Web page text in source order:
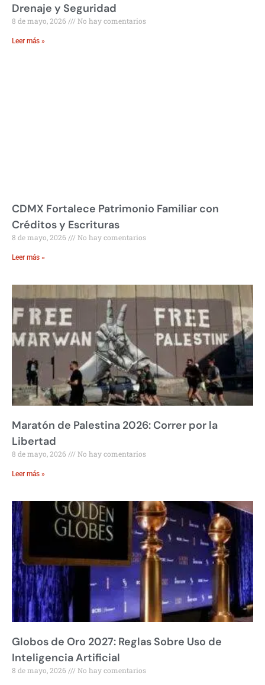
Drenaje y Seguridad
8 de mayo, 2026 No hay comentarios
Leer más »
CDMX Fortalece Patrimonio Familiar con
Créditos y Escrituras
8 de mayo, 2026 No hay comentarios
Leer más »
Maratón de Palestina 2026: Correr por la
Libertad
8 de mayo, 2026 No hay comentarios
Leer más »
Globos de Oro 2027: Reglas Sobre Uso de
Inteligencia Artificial
8 de mayo, 2026 No hay comentarios